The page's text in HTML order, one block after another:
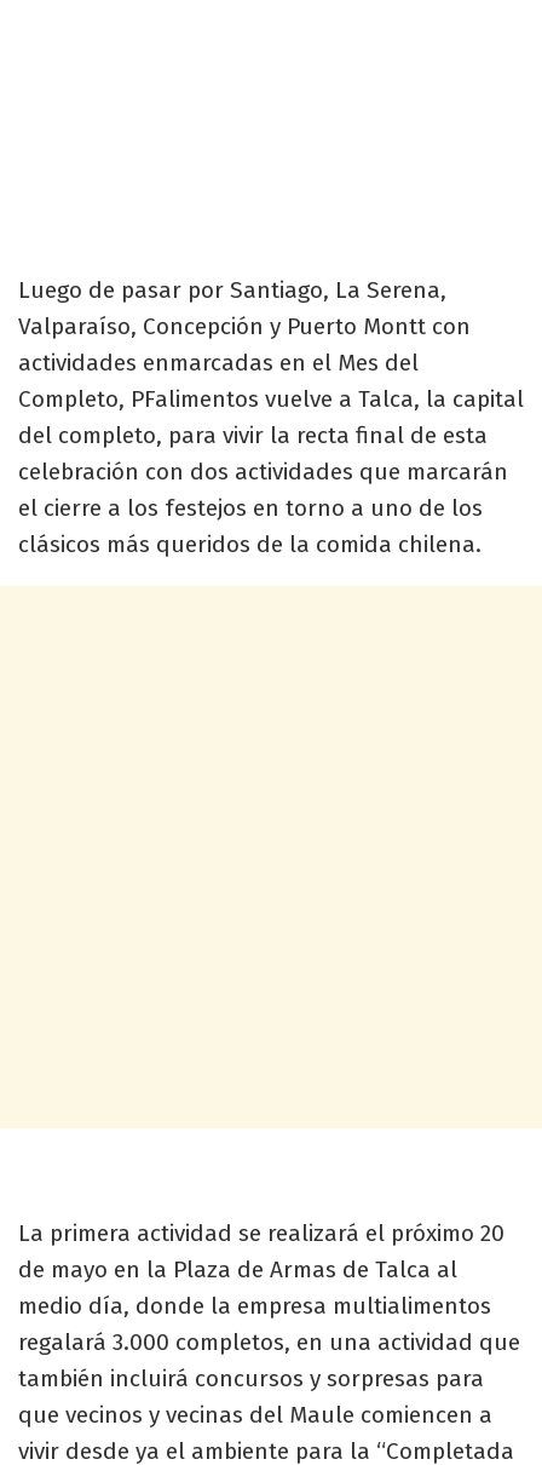
Luego de pasar por Santiago, La Serena,
Valparaíso, Concepción y Puerto Montt con
actividades enmarcadas en el Mes del
Completo, PFalimentos vuelve a Talca, la capital
del completo, para vivir la recta final de esta
celebración con dos actividades que marcarán
el cierre a los festejos en torno a uno de los
clásicos más queridos de la comida chilena.
La primera actividad se realizará el próximo 20
de mayo en la Plaza de Armas de Talca al
medio día, donde la empresa multialimentos
regalará 3.000 completos, en una actividad que
también incluirá concursos y sorpresas para
que vecinos y vecinas del Maule comiencen a
vivir desde ya el ambiente para la “Completada